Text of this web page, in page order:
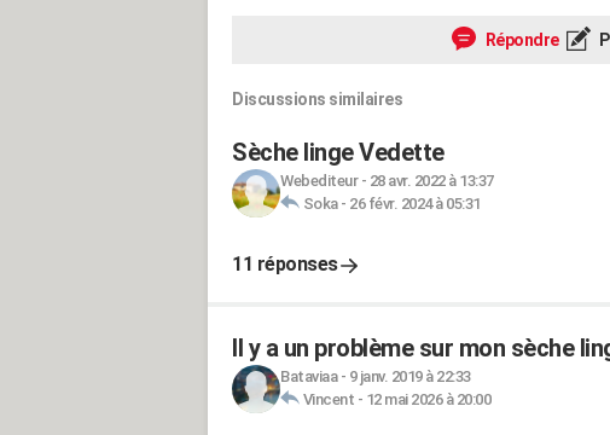
Répondre
Discussions similaires
Sèche linge Vedette
Webediteur- 28 avr. 2022 à 13:37
Soka- 26 févr. 2024 à 05:31
11 réponses
Il y a un problème sur mon sèche
Bataviaa- 9 janv. 2019 à 22:33
Vincent - 12 mai 2026 à 20:00